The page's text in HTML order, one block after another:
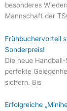
besonderes
Mannschaft der
Frühbuchervorteil
Sonderpreis!
Die neue
perfekte
sichern. Bis
Erfolgreiche